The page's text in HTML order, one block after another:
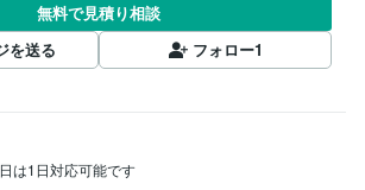
無料で見積り相談
を送る
フォロー1
は1日対応可能です